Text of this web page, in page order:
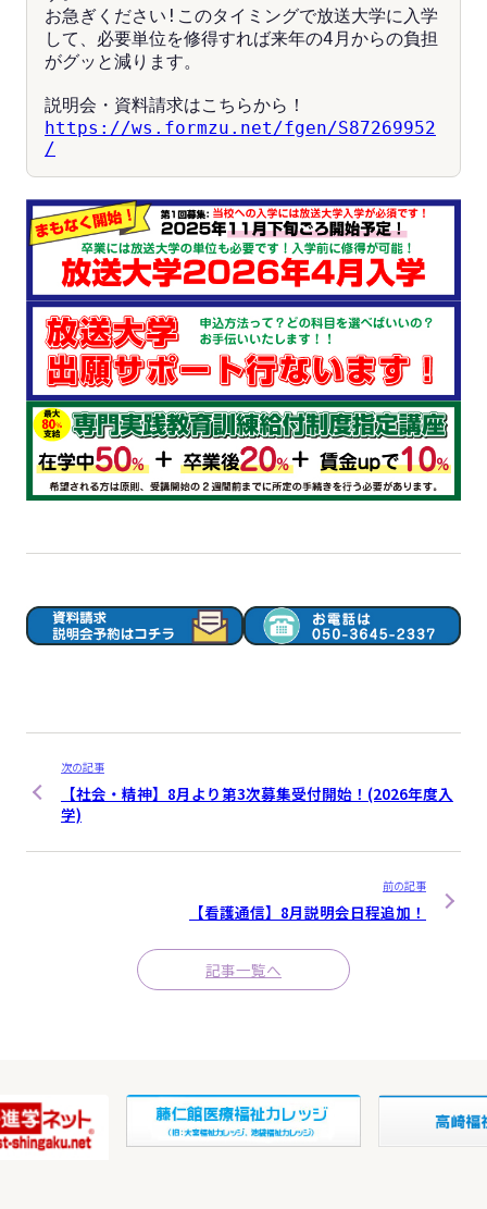
お急ぎください!このタイミングで放送大学に入学
して、必要単位を修得すれば来年の4月からの負担
がグッと減ります。
説明会・資料請求はこちらから！
https://ws.formzu.net/fgen/S87269952
/
次の記事
【社会・精神】8月より第3次募集受付開始！(2026年度入
学)
前の記事
【看護通信】8月説明会日程追加！
記事一覧へ